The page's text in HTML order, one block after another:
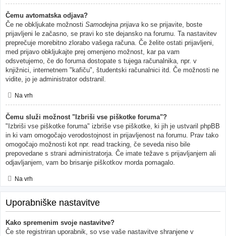
Čemu avtomatska odjava?
Če ne obkljukate možnosti Samodejna prijava ko se prijavite, boste
prijavljeni le začasno, se pravi ko ste dejansko na forumu. Ta nastavitev
preprečuje morebitno zlorabo vašega računa. Če želite ostati prijavljeni,
med prijavo obkljukajte prej omenjeno možnost, kar pa vam
odsvetujemo, če do foruma dostopate s tujega računalnika, npr. v
knjižnici, internetnem "kafiču", študentski računalnici itd. Če možnosti ne
vidite, jo je administrator odstranil.
Na vrh
Čemu služi možnost "Izbriši vse piškotke foruma"?
"Izbriši vse piškotke foruma" izbriše vse piškotke, ki jih je ustvaril phpBB
in ki vam omogočajo verodostojnost in prijavljenost na forumu. Prav tako
omogočajo možnosti kot npr. read tracking, če seveda niso bile
prepovedane s strani administratorja. Če imate težave s prijavljanjem ali
odjavljanjem, vam bo brisanje piškotkov morda pomagalo.
Na vrh
Uporabniške nastavitve
Kako spremenim svoje nastavitve?
Če ste registriran uporabnik, so vse vaše nastavitve shranjene v